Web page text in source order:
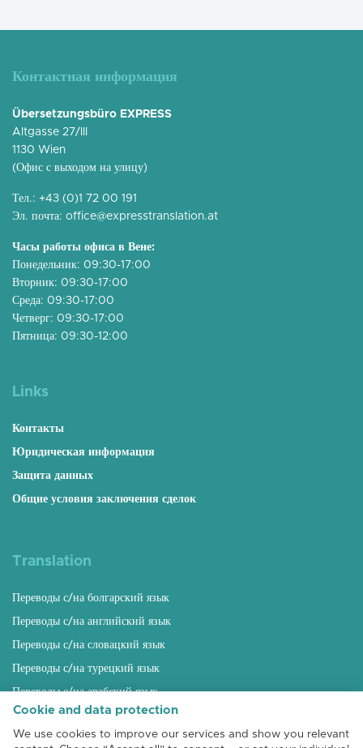
Контактная информация
Übersetzungsbüro EXPRESS
Altgasse 27/III
1130 Wien
(Офис с выходом на улицу)
Тел.: +43 (0)1 72 00 191
Эл. почта: office@expresstranslation.at
Часы работы офиса в Вене:
Понедельник: 09:30-17:00
Вторник: 09:30-17:00
Среда: 09:30-17:00
Четверг: 09:30-17:00
Пятница: 09:30-12:00
Links
Контакты
Юридическая информация
Защита данных
Общие условия заключения сделок
Translation
Переводы с/на болгарский язык
Переводы с/на английский язык
Переводы с/на словацкий язык
Переводы с/на турецкий язык
Переводы с/на арабский язык
Переводы с/на русский язык
Переводы с/на венгерский язык
Cookie and data protection
We use cookies to improve our services and show you relevant